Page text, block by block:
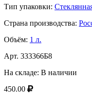
Тип упаковки:
Страна производства:
Объём: 1 л.
Арт. 333366Б8
На складе: В наличии
450.00